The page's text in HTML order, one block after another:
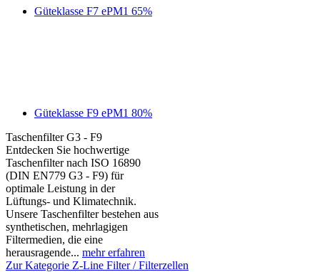
Güteklasse F7 ePM1 65%
Güteklasse F9 ePM1 80%
Taschenfilter G3 - F9
Entdecken Sie hochwertige
Taschenfilter nach ISO 16890
(DIN EN779 G3 - F9) für
optimale Leistung in der
Lüftungs- und Klimatechnik.
Unsere Taschenfilter bestehen aus
synthetischen, mehrlagigen
Filtermedien, die eine
herausragende... mehr erfahren
Zur Kategorie Z-Line Filter / Filterzellen